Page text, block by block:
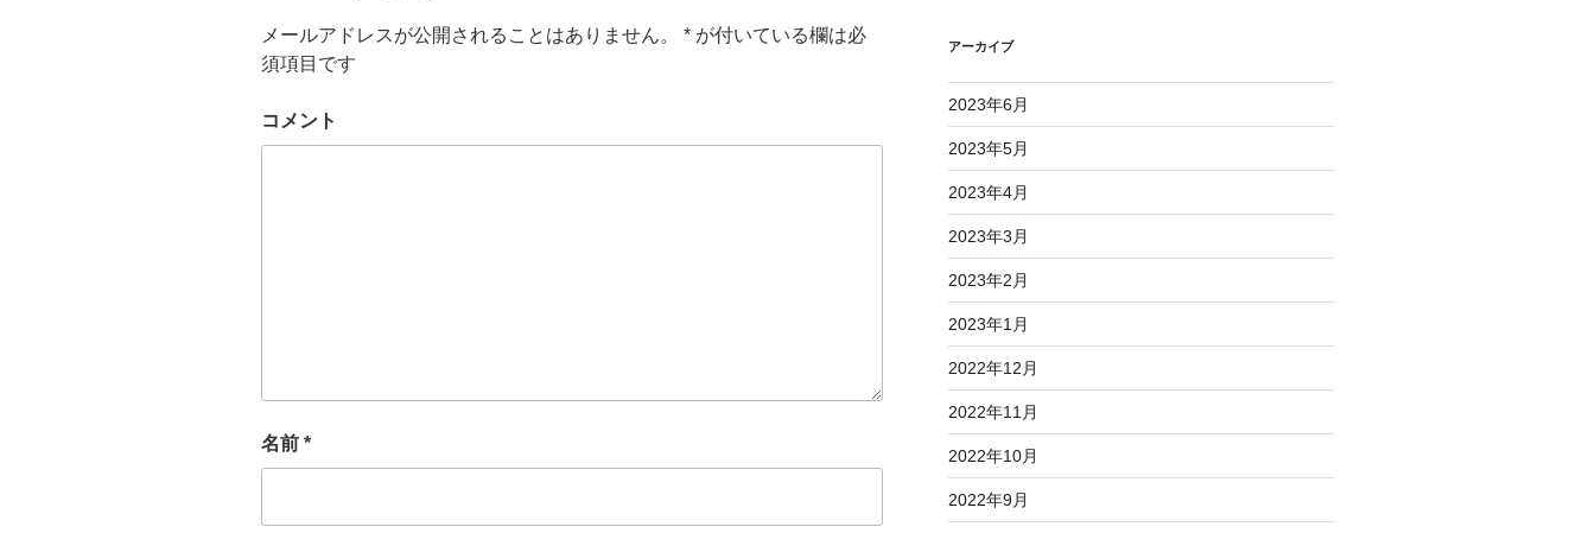
印
メールアドレスが公開されることはありません。 * が付いている欄は必
須項目です
コメント
名前 *
アーカイブ
2023年6月
2023年5月
2023年4月
2023年3月
2023年2月
2023年1月
2022年12月
2022年11月
2022年10月
2022年9月